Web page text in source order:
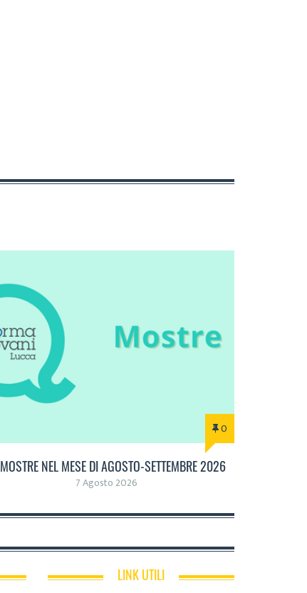
0
NEL MESE DI AGOSTO-SETTEMBRE 2026
7 Agosto 2026
LINK UTILI